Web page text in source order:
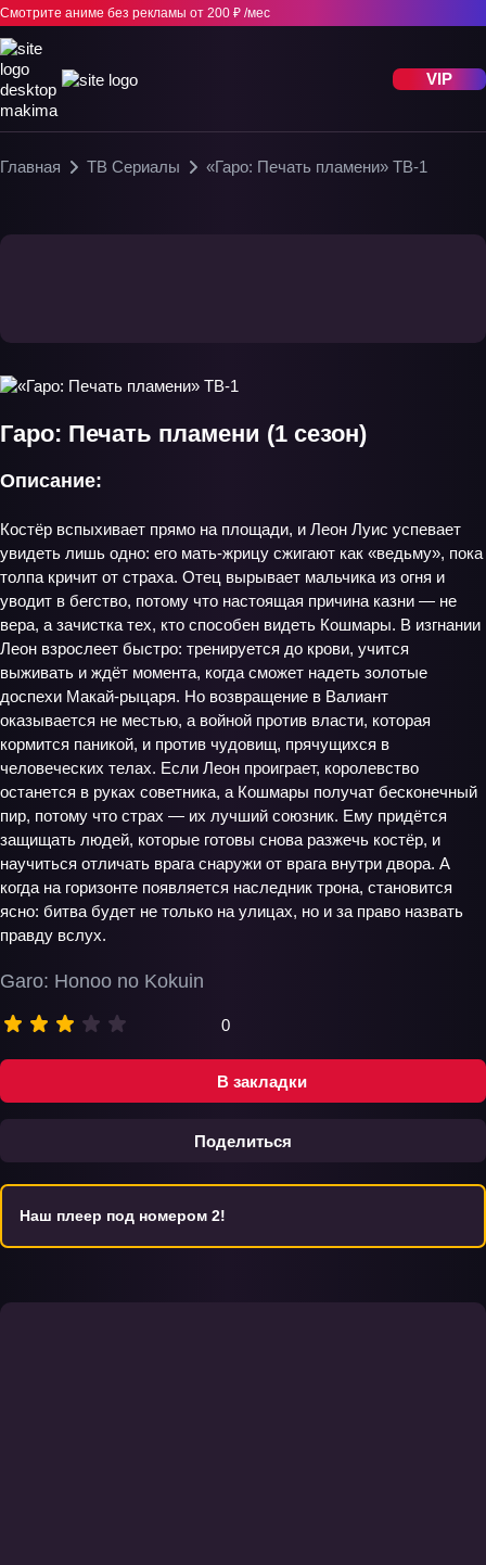
Смотрите аниме без рекламы от 200 ₽ /мес
VIP
Главная ТВ Сериалы «Гаро: Печать пламени» ТВ-1
В закладки
Поделиться
Гаро: Печать пламени (1 сезон)
Garo: Honoo no Kokuin
0
Описание:
Костёр вспыхивает прямо на площади, и Леон Луис успевает
увидеть лишь одно: его мать‑жрицу сжигают как «ведьму», пока
толпа кричит от страха. Отец вырывает мальчика из огня и
уводит в бегство, потому что настоящая причина казни — не
вера, а зачистка тех, кто способен видеть Кошмары. В изгнании
Леон взрослеет быстро: тренируется до крови, учится
выживать и ждёт момента, когда сможет надеть золотые
доспехи Макай‑рыцаря. Но возвращение в Валиант
оказывается не местью, а войной против власти, которая
кормится паникой, и против чудовищ, прячущихся в
человеческих телах. Если Леон проиграет, королевство
останется в руках советника, а Кошмары получат бесконечный
пир, потому что страх — их лучший союзник. Ему придётся
защищать людей, которые готовы снова разжечь костёр, и
научиться отличать врага снаружи от врага внутри двора. А
когда на горизонте появляется наследник трона, становится
ясно: битва будет не только на улицах, но и за право назвать
правду вслух.
Наш плеер под номером 2!